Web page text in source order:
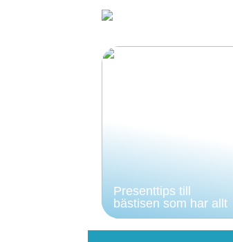
Presenttips till
bästisen som har allt